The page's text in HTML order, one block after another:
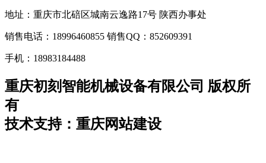
地址：重庆市北碚区城南云逸路17号 陕西办事处
销售电话：18996460855 销售QQ：852609391
手机：18983184488
重庆初刻智能机械设备有限公司 版权所
有
技术支持：重庆网站建设